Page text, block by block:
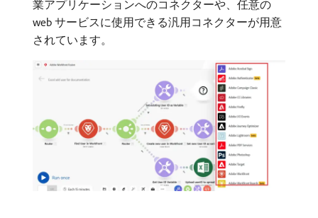
業アプリケーションへのコネクターや、任意の
web サービスに使用できる汎用コネクターが用意
されています。